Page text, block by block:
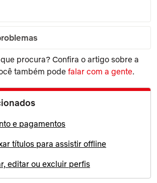
procura? Confira o artigo sobre a
também pode falar com a gente.
e pagamentos
títulos para assistir offline
editar ou excluir perfis